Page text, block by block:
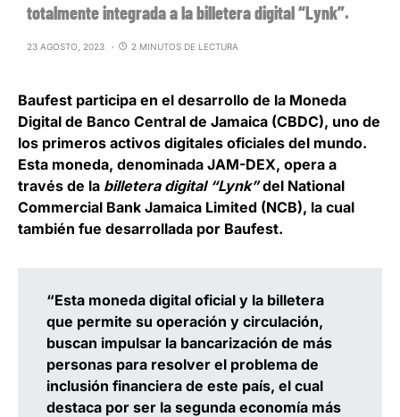
totalmente integrada a la billetera digital “Lynk”.
23 AGOSTO, 2023 2 MINUTOS DE LECTURA
Baufest participa en el desarrollo de la Moneda
Digital de Banco Central de Jamaica (CBDC), uno de
los primeros activos digitales oficiales del mundo.
Esta moneda, denominada JAM-DEX, opera a
través de la billetera digital “Lynk”del National
Commercial Bank Jamaica Limited (NCB), la cual
también fue desarrollada por Baufest.
“Esta moneda digital oficial y la billetera
que permite su operación y circulación,
buscan impulsar la bancarización de más
personas para resolver el problema de
inclusión financiera de este país, el cual
destaca por ser la segunda economía más